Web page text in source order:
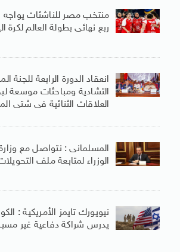
منتخب مصر للناشئات يواجه
ربع نهائى بطولة العالم لكرة
انعقاد الدورة الرابعة للجنة
التشادية ومباحثات موسعة
العلاقات الثنائية فى شتى
المسلمانى : نتواصل مع
الوزراء لمتابعة ملف
نيويورك تايمز الأمريكية :
يدرس شراكة دفاعية غير